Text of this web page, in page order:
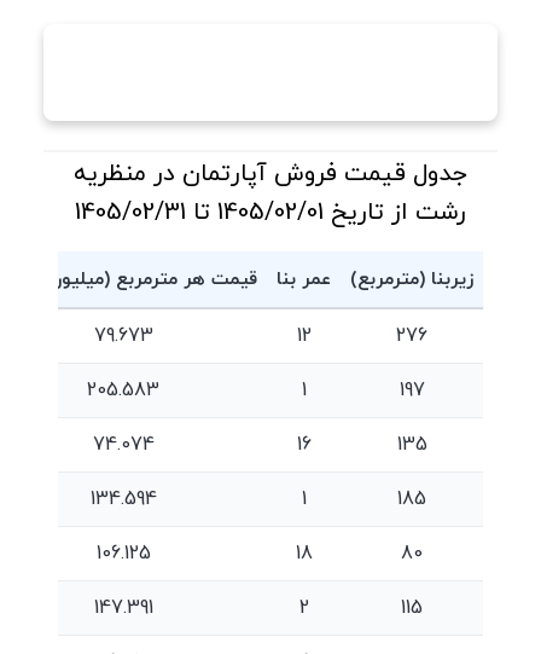
جدول قیمت فروش آپارتمان در منظریه
رشت از تاریخ 1405/02/01 تا 1405/02/31
زیربنا (مترمربع) عمر بنا قیمت هر مترمربع (میلیون
276
12
79.673
197
1
205.583
135
16
74.074
185
1
134.594
80
18
106.125
115
2
147.391